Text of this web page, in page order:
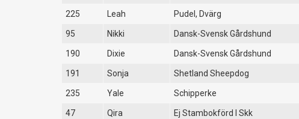
225 Leah Pudel, Dvärg
95 Nikki Dansk-Svensk Gårdshund
190 Dixie Dansk-Svensk Gårdshund
191 Sonja Shetland Sheepdog
235 Yale Schipperke
47 Qira Ej Stambokförd I Skk